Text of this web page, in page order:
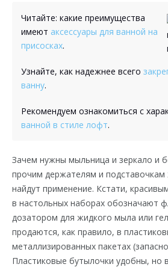
Читайте: какие преимущества
имеют аксессуары для ванной на
присосках.
Узнайте, как надежнее всего
ванну.
Рекомендуем ознакомиться с
ванной в стиле лофт.
Зачем нужны мыльница и зеркало и
прочим держателям и
найдут применение. Кстати,
в настольных наборах обозначают
дозатором для жидкого мыла или
продаются, как правило, в
металлизированных пакетах
Пластиковые бутылочки удобны, но